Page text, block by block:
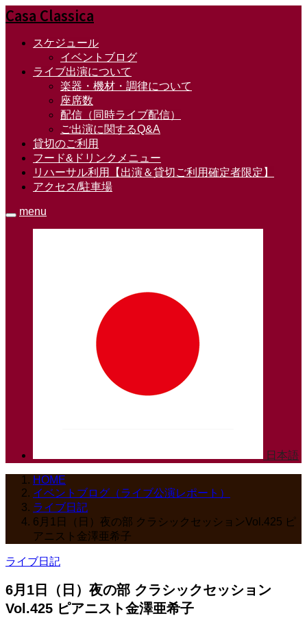
Casa Classica
スケジュール
イベントブログ
ライブ出演について
楽器・機材・調律について
座席数
配信（同時ライブ配信）
ご出演に関するQ&A
貸切のご利用
フード&ドリンクメニュー
リハーサル利用【出演＆貸切ご利用確定者限定】
アクセス/駐車場
menu
日本語
HOME
イベントブログ（ライブ公演レポート）
ライブ日記
6月1日（日）夜の部 クラシックセッションVol.425 ピ
アニスト金澤亜希子
ライブ日記
6月1日（日）夜の部 クラシックセッション
Vol.425 ピアニスト金澤亜希子